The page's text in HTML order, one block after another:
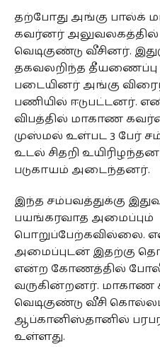
தற்போது அங்கு பால்க்
கவர்னர்
வெடிகுண்டு வீசினர்.
தகவலறிந்த தீயணைப்பு
படையினர் அங்கு
பணியில் ஈடுபட்டனர்.
விபத்தில் மாகாண
முஸ்மல் உள்பட 3 பேர்
உடல் சிதறி
படுகாயம் அடைந்தனர்.
இந்த சம்பவத்துக்கு
பயங்கரவாத அமைப்பும்
பொறுப்பேற்கவில்லை.
அமைப்புடன் இதற்கு
என்ற கோணத்தில்
வருகின்றனர். மாகாண
வெடிகுண்டு வீசி
ஆப்கானிஸ்தானில்
உள்ளது.